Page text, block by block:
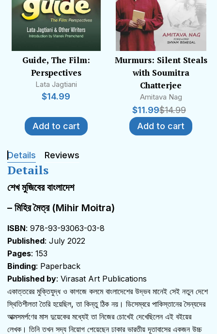
Guide, The Film:
Perspectives
Lata Jagtiani
$14.99
Add to cart
Murmurs: Silent Steals
with Soumitra
Chatterjee
Amitava Nag
$14.99
$11.99
Add to cart
Details Reviews
Details
শেখ মুজিবের বাংলাদেশ
– মিহির মৈত্র (Mihir Moitra)
ISBN: 978-93-93063-03-8
Published: July 2022
Pages: 153
Binding: Paperback
Published by: Virasat Art Publications
একাত্তরের মুক্তিযুদ্ধ ও কাগজে কলমে বাংলাদেশের উদ্ভব মানেই সেই নতুন দেশে
স্থিতিশীলতা তৈরি হয়েছিল, তা কিন্তু ঠিক নয়। ডিসেম্বরে পাকিস্তানের সৈন্যদের
আত্মসমর্পণের মাস দুয়েকের মধ্যেই তা নিজের চোখেই দেখেছিলেন এই বইয়ের
লেখক। তিনি তখন সদ্য নিয়োগ পেয়েছেন ঢাকার ভারতীয় দূতাবাসের একজন উচ্চ